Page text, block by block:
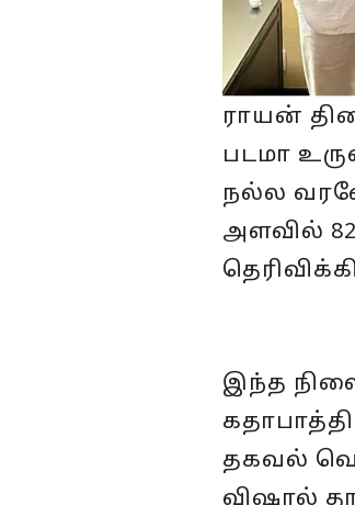
ராயன்
படமா
நல்ல
அளவில்
இந்த
தகவல்
விஷால்